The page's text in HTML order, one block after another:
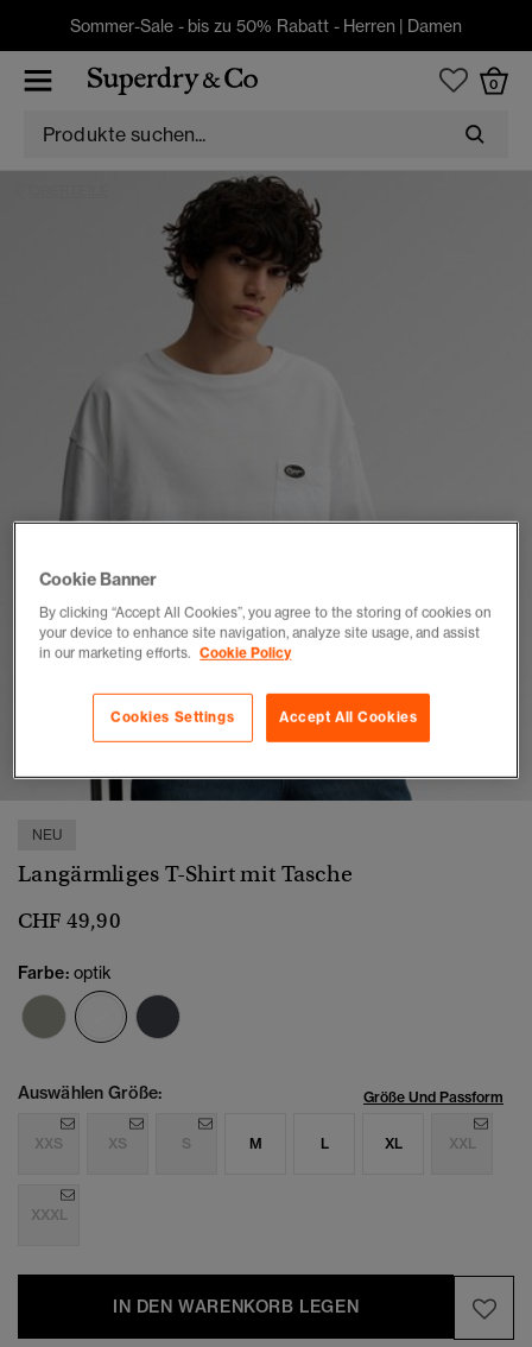
Sommer-Sale - bis zu 50% Rabatt - Herren | Damen
0
NEU
Langärmliges T-Shirt mit Tasche
CHF 49,90
Farbe: optik
Ausgewählt
Auswählen Größe: Größe Und Passform
XXS XS S M L XL XXL
XXXL
IN DEN WARENKORB LEGEN
Cookie Banner
By clicking “Accept All Cookies”, you agree to the storing of cookies on
your device to enhance site navigation, analyze site usage, and assist
in our marketing efforts. Cookie Policy
Accept All Cookies
Cookies Settings